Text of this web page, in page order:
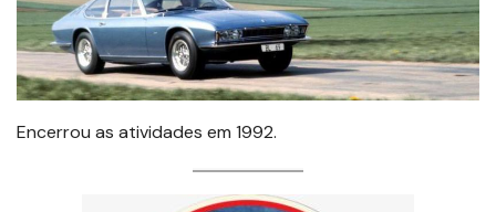
Encerrou as atividades em 1992.